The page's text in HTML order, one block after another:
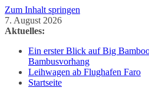
Zum Inhalt springen
7. August 2026
Aktuelles:
Ein erster Blick auf Big
Bambusvorhang
Leihwagen ab Flughafen Faro
Startseite